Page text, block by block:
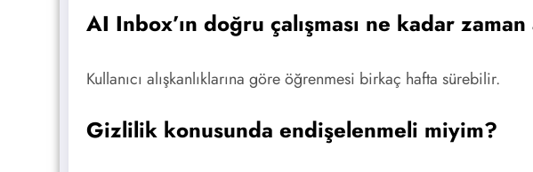
AI Inbox’ın doğru çalışması ne kadar zaman
Kullanıcı alışkanlıklarına göre öğrenmesi birkaç hafta sürebilir.
Gizlilik konusunda endişelenmeli miyim?